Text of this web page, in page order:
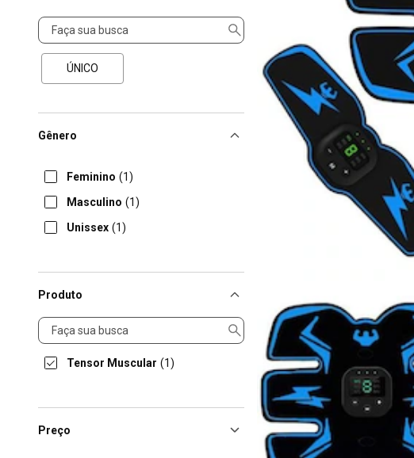
Tamanho
ÚNICO
Gênero
Feminino (1)
Masculino (1)
Unissex (1)
Produto
Produto
Tensor Muscular (1)
Preço